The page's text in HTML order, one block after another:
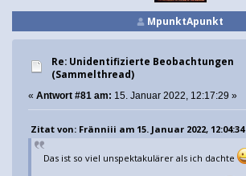
MpunktApunkt
Re: Unidentifizierte Beobachtungen
(Sammelthread)
« Antwort #81 am: 15. Januar 2022, 12:17:29 »
Zitat von: Fränniii am 15. Januar 2022, 12:04:34
Das ist so viel unspektakulärer als ich dachte